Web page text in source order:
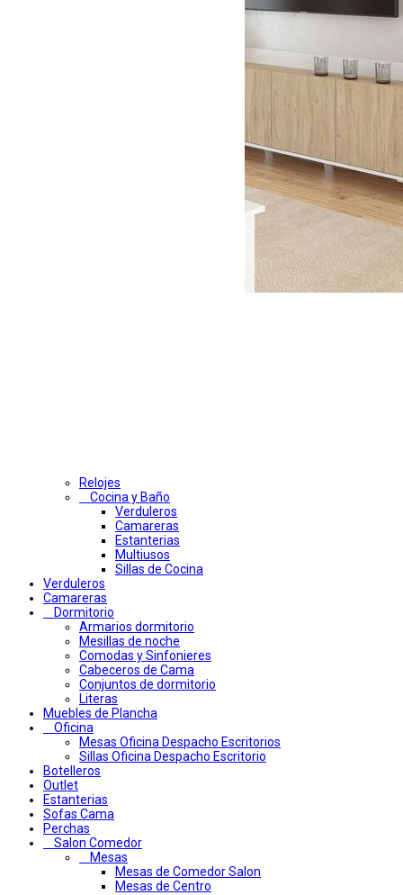
Relojes
Cocina y Baño
Verduleros
Camareras
Estanterias
Multiusos
Sillas de Cocina
Verduleros
Camareras
Dormitorio
Armarios dormitorio
Mesillas de noche
Comodas y Sinfonieres
Cabeceros de Cama
Conjuntos de dormitorio
Literas
Muebles de Plancha
Oficina
Mesas Oficina Despacho Escritorios
Sillas Oficina Despacho Escritorio
Botelleros
Outlet
Estanterias
Sofas Cama
Perchas
Salon Comedor
Mesas
Mesas de Comedor Salon
Mesas de Centro